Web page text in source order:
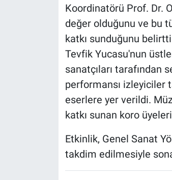
Koordinatörü Prof. Dr.
değer olduğunu ve bu
katkı sunduğunu
Tevfik Yucasu'nun
sanatçıları tarafından
performansı izleyiciler
eserlere yer verildi.
katkı sunan koro
Etkinlik, Genel Sanat
takdim edilmesiyle